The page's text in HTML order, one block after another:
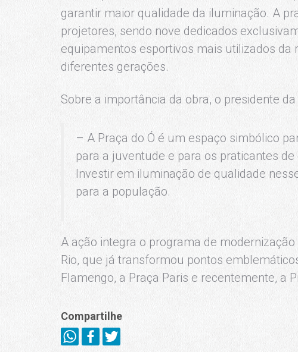
garantir maior qualidade da iluminação. A
projetores, sendo nove dedicados
equipamentos esportivos mais utilizados da
diferentes gerações.
Sobre a importância da obra, o presidente
– A Praça do Ó é um espaço simbólico
para a juventude e para os praticantes
Investir em iluminação de qualidade
para a população.
A ação integra o programa de
Rio, que já transformou pontos
Flamengo, a Praça Paris e recentemente, a
Compartilhe